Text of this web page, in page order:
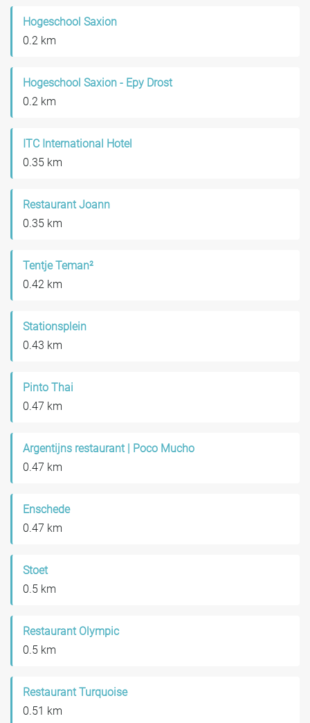
Hogeschool Saxion
0.2 km
Hogeschool Saxion - Epy Drost
0.2 km
ITC International Hotel
0.35 km
Restaurant Joann
0.35 km
Tentje Teman²
0.42 km
Stationsplein
0.43 km
Pinto Thai
0.47 km
Argentijns restaurant | Poco Mucho
0.47 km
Enschede
0.47 km
Stoet
0.5 km
Restaurant Olympic
0.5 km
Restaurant Turquoise
0.51 km